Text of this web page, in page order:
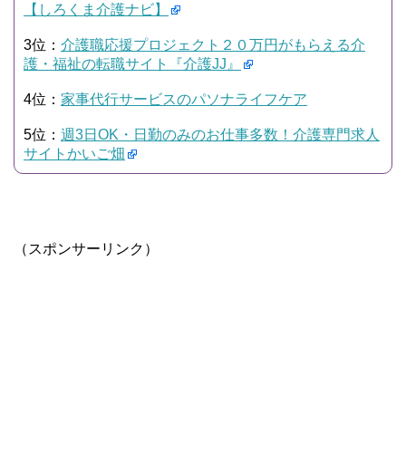
【しろくま介護ナビ】
3位： 介護職応援プロジェクト２０万円がもらえる介
護・福祉の転職サイト『介護JJ』
4位： 家事代行サービスのパソナライフケア
5位： 週3日OK・日勤のみのお仕事多数！介護専門求人
サイトかいご畑
（スポンサーリンク）